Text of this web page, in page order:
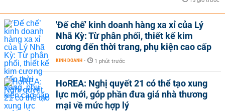
'Đế chế’ kinh doanh hàng xa xỉ của Lý
Nhã Kỳ: Từ phân phối, thiết kế kim
cương đến thời trang, phụ kiện cao cấp
KINH DOANH - 1 phút trước
HoREA: Nghị quyết 21 có thể tạo xung
lực mới, góp phần đưa giá nhà thương
mại về mức hợp lý